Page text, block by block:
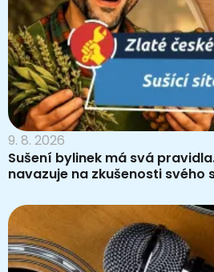
9. 8. 2026
Sušení bylinek má svá
navazuje na zkušenosti svého